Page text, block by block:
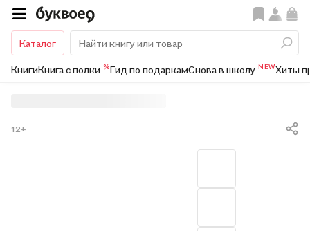
Каталог
КнигиКнига с полки %Гид по подаркамСнова в школу NEWХиты
12+